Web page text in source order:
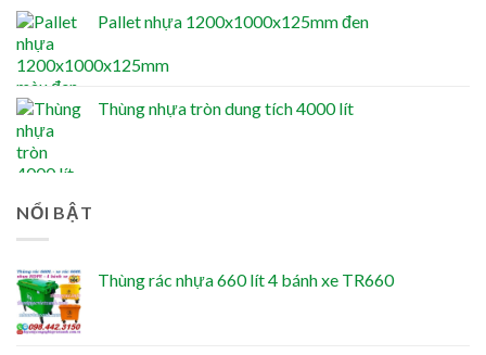
Pallet nhựa 1200x1000x125mm đen
Thùng nhựa tròn dung tích 4000 lít
NỔI BẬT
Thùng rác nhựa 660 lít 4 bánh xe TR660